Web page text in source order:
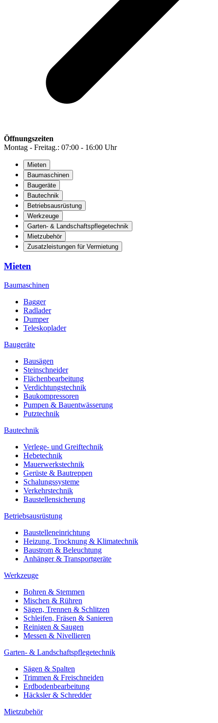
Öffnungszeiten
Montag - Freitag.: 07:00 - 16:00 Uhr
Mieten
Baumaschinen
Baugeräte
Bautechnik
Betriebsausrüstung
Werkzeuge
Garten- & Landschaftspflegetechnik
Mietzubehör
Zusatzleistungen für Vermietung
Mieten
Baumaschinen
Bagger
Radlader
Dumper
Teleskoplader
Baugeräte
Bausägen
Steinschneider
Flächenbearbeitung
Verdichtungstechnik
Baukompressoren
Pumpen & Bauentwässerung
Putztechnik
Bautechnik
Verlege- und Greiftechnik
Hebetechnik
Mauerwerkstechnik
Gerüste & Bautreppen
Schalungssysteme
Verkehrstechnik
Baustellensicherung
Betriebsausrüstung
Baustelleneinrichtung
Heizung, Trocknung & Klimatechnik
Baustrom & Beleuchtung
Anhänger & Transportgeräte
Werkzeuge
Bohren & Stemmen
Mischen & Rühren
Sägen, Trennen & Schlitzen
Schleifen, Fräsen & Sanieren
Reinigen & Saugen
Messen & Nivellieren
Garten- & Landschaftspflegetechnik
Sägen & Spalten
Trimmen & Freischneiden
Erdbodenbearbeitung
Häcksler & Schredder
Mietzubehör